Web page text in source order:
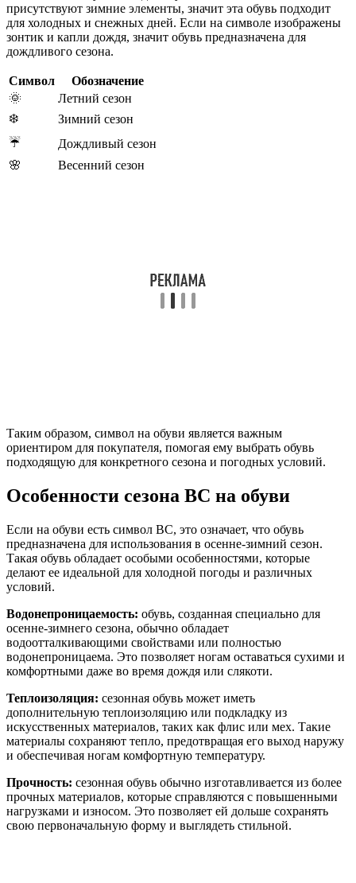
присутствуют зимние элементы, значит эта обувь подходит
для холодных и снежных дней. Если на символе изображены
зонтик и капли дождя, значит обувь предназначена для
дождливого сезона.
Символ
Обозначение
🌞
Летний сезон
❄️
Зимний сезон
☔️
Дождливый сезон
🌸
Весенний сезон
Таким образом, символ на обуви является важным
ориентиром для покупателя, помогая ему выбрать обувь
подходящую для конкретного сезона и погодных условий.
Особенности сезона ВС на обуви
Если на обуви есть символ ВС, это означает, что обувь
предназначена для использования в осенне-зимний сезон.
Такая обувь обладает особыми особенностями, которые
делают ее идеальной для холодной погоды и различных
условий.
Водонепроницаемость: обувь, созданная специально для
осенне-зимнего сезона, обычно обладает
водоотталкивающими свойствами или полностью
водонепроницаема. Это позволяет ногам оставаться сухими и
комфортными даже во время дождя или слякоти.
Теплоизоляция: сезонная обувь может иметь
дополнительную теплоизоляцию или подкладку из
искусственных материалов, таких как флис или мех. Такие
материалы сохраняют тепло, предотвращая его выход наружу
и обеспечивая ногам комфортную температуру.
Прочность: сезонная обувь обычно изготавливается из более
прочных материалов, которые справляются с повышенными
нагрузками и износом. Это позволяет ей дольше сохранять
свою первоначальную форму и выглядеть стильной.